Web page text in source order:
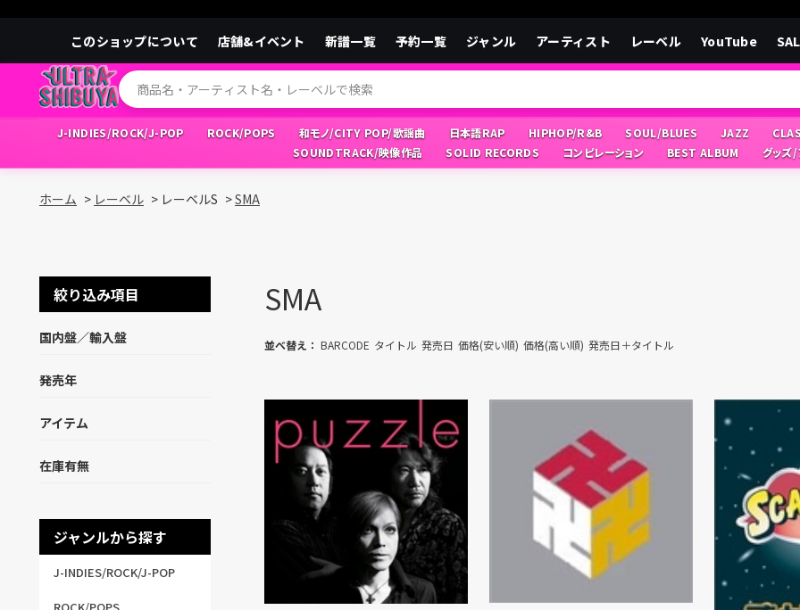
このショップについて 店舗&イベント 新譜一覧 予約一覧 ジャンル アーティスト レーベル YouTube
J-INDIES/ROCK/J-POP ROCK/POPS 和モノ/CITY POP/歌謡曲 日本語RAP HIPHOP/R&B SOUL/BLUES JAZZ
SOUNDTRACK/映像作品
SOLID RECORDS コンピレーション BEST ALBUM グッズ
ホーム > レーベル > レーベルS >SMA
絞り込み項目
国内盤／輸入盤
発売年
アイテム
在庫有無
ジャンルから探す
J-INDIES/ROCK/J-POP
SMA
並べ替え： BARCODE タイトル 発売日 価格(安い順) 価格(高い順) 発売日＋タイトル